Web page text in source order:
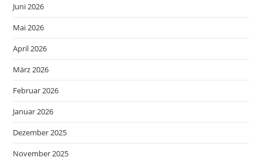
Juni 2026
Mai 2026
April 2026
März 2026
Februar 2026
Januar 2026
Dezember 2025
November 2025